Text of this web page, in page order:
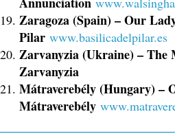
Zaragoza (Spain) – Our
Pilar www.basilicadelpilar.es
Zarvanyzia (Ukraine) – The
Zarvanyzia
Mátraverebély (Hungary) –
Mátraverebély